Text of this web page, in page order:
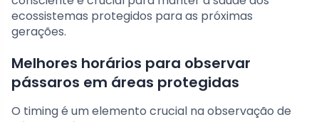
ecossistemas protegidos para as próximas
gerações.
Melhores horários para observar
pássaros em áreas protegidas
O timing é um elemento crucial na observação de